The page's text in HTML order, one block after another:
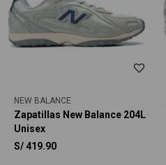
NEW BALANCE
Zapatillas New Balance 204L
Unisex
S/ 419.90